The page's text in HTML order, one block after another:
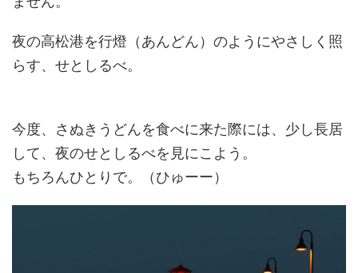
夜の高松港を行燈（あんどん）のようにやさしく照
らす、 せとしるべ。
今度、さぬきうどんを食べに来た際には、少し長居
して、夜のせとしるべを見にこよう。
もちろんひとりで。（ひゅーー）